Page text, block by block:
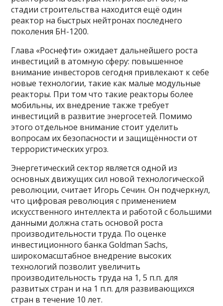
стадии строительства находится ещё один
реактор на быстрых нейтронах последнего
поколения БН-1200.
Глава «Роснефти» ожидает дальнейшего роста
инвестиций в атомную сферу: повышенное
внимание инвесторов сегодня привлекают к себе
новые технологии, такие как малые модульные
реакторы. При том что такие реакторы более
мобильны, их внедрение также требует
инвестиций в развитие энергосетей. Помимо
этого отдельное внимание стоит уделить
вопросам их безопасности и защищённости от
террористических угроз.
Энергетический сектор является одной из
основных движущих сил новой технологической
революции, считает Игорь Сечин. Он подчеркнул,
что цифровая революция с применением
искусственного интеллекта и работой с большими
данными должна стать основой роста
производительности труда. По оценке
инвестиционного банка Goldman Sachs,
широкомасштабное внедрение высоких
технологий позволит увеличить
производительность труда на 1, 5 п.п. для
развитых стран и на 1 п.п. для развивающихся
стран в течение 10 лет.